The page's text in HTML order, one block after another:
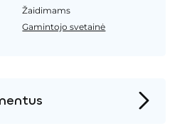
Žaidimams
Gamintojo svetainė